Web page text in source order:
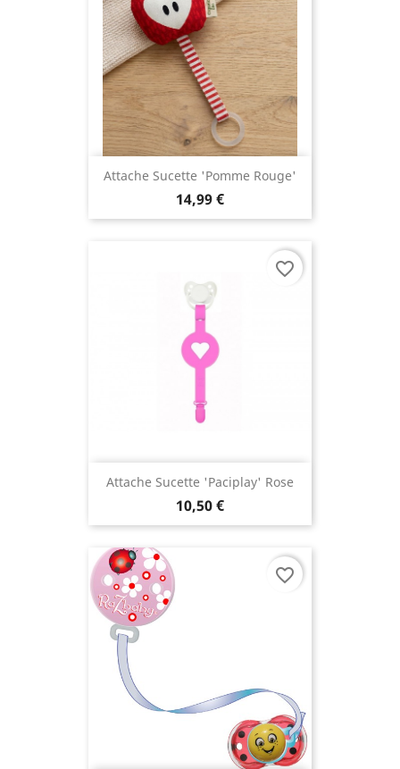
Attache Sucette 'Pomme Rouge'
14,99 €
Attache Sucette 'Paciplay' Rose
10,50 €
favorite_border
favorite_border